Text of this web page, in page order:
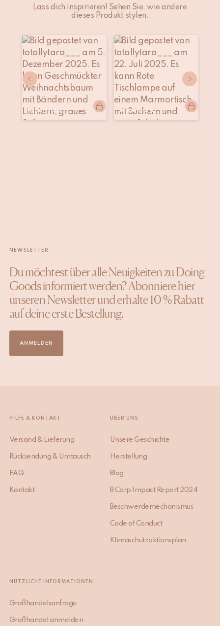
Lass dich inspirieren! Sehen Sie, wie andere
dieses Produkt stylen.
Beitrag
veröffentlicht
totallytara___
Beitrag
veröffentlicht
totallytara___
NEWSLETTER
Du möchtest über alle Neuigkeiten zu Doing
Goods informiert werden? Abonniere hier
unseren Newsletter und erhalte 10 % Rabatt
auf deine erste Bestellung.
ANMELDEN
HILFE & KONTAKT
Versand & Lieferung
Rücksendung & Umtausch
FAQ
Kontakt
ÜBER UNS
Unsere Geschichte
Herstellung
Blog
B Corp Impact Report 2024
Beschwerdemechanismus
Code of Conduct
Klimaschutzaktionsplan
NÜTZLICHE INFORMATIONEN
Großhandelsanfrage
Großhandel anmelden